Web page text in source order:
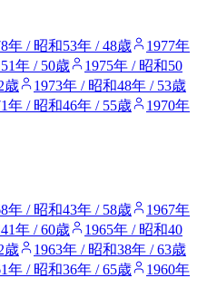
年 / 昭和53年 / 48歳
1977年
年 / 50歳
1975年 / 昭和50
歳
1973年 / 昭和48年 / 53歳
年 / 昭和46年 / 55歳
1970年
年 / 昭和43年 / 58歳
1967年
年 / 60歳
1965年 / 昭和40
歳
1963年 / 昭和38年 / 63歳
年 / 昭和36年 / 65歳
1960年